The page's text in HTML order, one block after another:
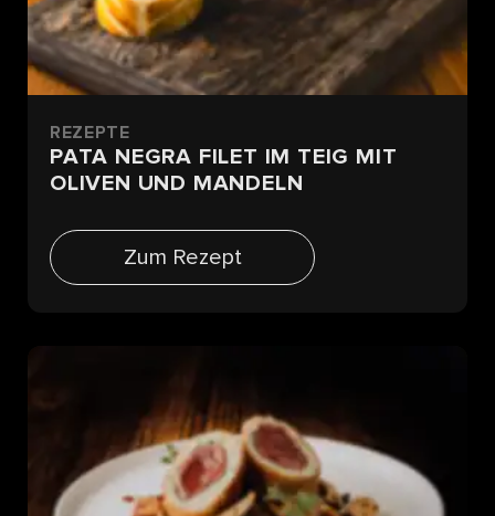
REZEPTE
PATA NEGRA FILET IM TEIG MIT
OLIVEN UND MANDELN
Zum Rezept